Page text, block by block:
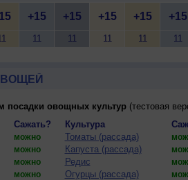
+15
11
+15
11
+15
11
+15
11
+15
11
посадки овощных культур(тестовая
Сажать? Культура
можно Томаты (рассада)
можно Капуста (рассада)
можно Редис
можно Огурцы (рассада)